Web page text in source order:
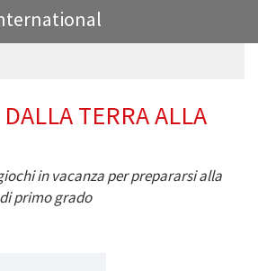
TERRA ALLA
in vacanza per prepararsi alla
primo grado